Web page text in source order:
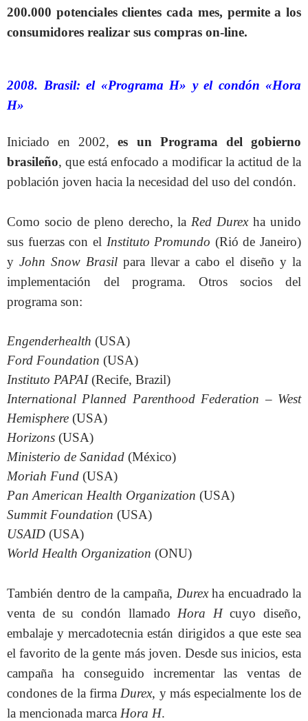
200.000 potenciales clientes cada mes, permite a los
consumidores realizar sus compras on-line.
2008. Brasil: el «Programa H» y el condón «Hora
H»
Iniciado en 2002,es un Programa del gobierno
brasileño, que está enfocado a modificar la actitud de la
población joven hacia la necesidad del uso del condón.
Como socio de pleno derecho, la Red Durexha unido
sus fuerzas con el Instituto Promundo (Rió de Janeiro)
y John Snow Brasilpara llevar a cabo el diseño y la
implementación del programa. Otros socios del
programa son:
Engenderhealth (USA)
Ford Foundation (USA)
Instituto PAPAI(Recife, Brazil)
International Planned Parenthood Federation – West
Hemisphere (USA)
Horizons (USA)
Ministerio de Sanidad (México)
Moriah Fund (USA)
Pan American Health Organization (USA)
SummitFoundation (USA)
USAID (USA)
World Health Organization (ONU)
También dentro de la campaña, Durexha encuadrado la
venta de su condón llamado Hora Hcuyo diseño,
embalaje y mercadotecnia están dirigidos a que este sea
el favorito de la gente más joven. Desde sus inicios, esta
campaña ha conseguido incrementar las ventas de
condones de la firma Durex, y más especialmente los de
la mencionada marca Hora H.